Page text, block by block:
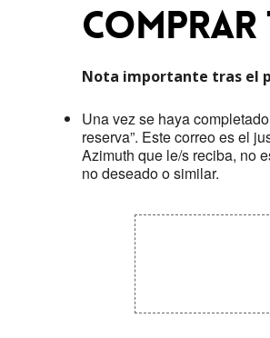
COMPRAR
Nota importante tras el
Una vez se haya
reserva”. Este correo es el
Azimuth que le/s reciba, no
no deseado o similar.